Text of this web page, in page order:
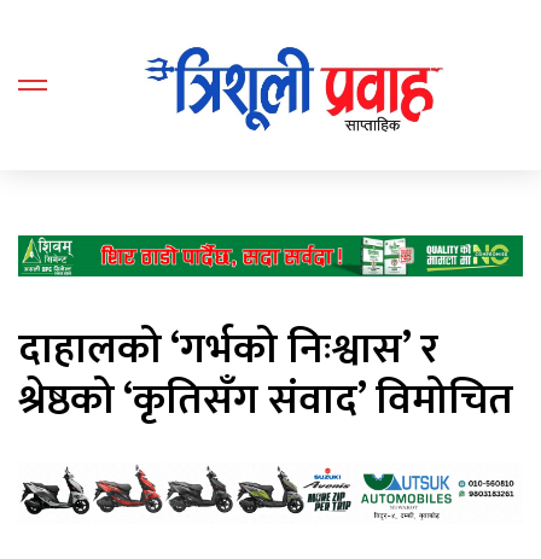
दाहालको ‘गर्भको निःश्वास’ र
श्रेष्ठको ‘कृतिसँग संवाद’ विमोचित